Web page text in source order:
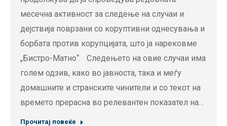
месечна активност за следење на случаи и
дејствија поврзани со коруптивни однесувања и
борбата против корупцијата, што ја нарековме
„Бистро-Матно“. Следењето на овие случаи има
голем одзив, како во јавноста, така и меѓу
домашните и странските чинители и со текот на
времето прерасна во релевантен показател на…
Прочитај повеќе